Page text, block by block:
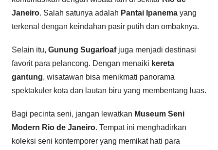
Janeiro. Salah satunya adalah Pantai Ipanema yang
terkenal dengan keindahan pasir putih dan ombaknya.
Selain itu, Gunung Sugarloafjuga menjadi destinasi
favorit para pelancong. Dengan menaiki kereta
gantung, wisatawan bisa menikmati panorama
spektakuler kota dan lautan biru yang membentang luas.
Bagi pecinta seni, jangan lewatkan Museum Seni
Modern Rio de Janeiro. Tempat ini menghadirkan
koleksi seni kontemporer yang memikat hati para